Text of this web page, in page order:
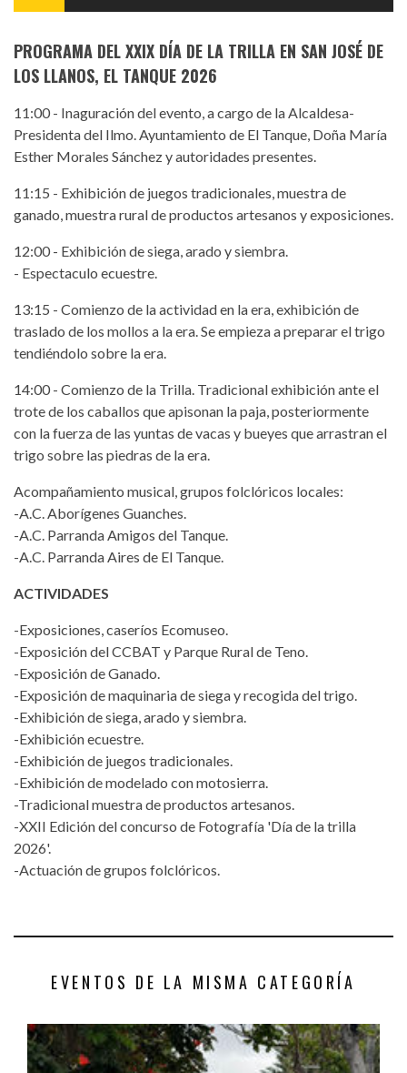
PROGRAMA DEL XXIX DÍA DE LA TRILLA EN SAN JOSÉ DE
LOS LLANOS, EL TANQUE 2026
11:00 - Inaguración del evento, a cargo de la Alcaldesa-
Presidenta del Ilmo. Ayuntamiento de El Tanque, Doña María
Esther Morales Sánchez y autoridades presentes.
11:15 - Exhibición de juegos tradicionales, muestra de
ganado, muestra rural de productos artesanos y exposiciones.
12:00 - Exhibición de siega, arado y siembra.
- Espectaculo ecuestre.
13:15 - Comienzo de la actividad en la era, exhibición de
traslado de los mollos a la era. Se empieza a preparar el trigo
tendiéndolo sobre la era.
14:00 - Comienzo de la Trilla. Tradicional exhibición ante el
trote de los caballos que apisonan la paja, posteriormente
con la fuerza de las yuntas de vacas y bueyes que arrastran el
trigo sobre las piedras de la era.
Acompañamiento musical, grupos folclóricos locales:
-A.C. Aborígenes Guanches.
-A.C. Parranda Amigos del Tanque.
-A.C. Parranda Aires de El Tanque.
ACTIVIDADES
-Exposiciones, caseríos Ecomuseo.
-Exposición del CCBAT y Parque Rural de Teno.
-Exposición de Ganado.
-Exposición de maquinaria de siega y recogida del trigo.
-Exhibición de siega, arado y siembra.
-Exhibición ecuestre.
-Exhibición de juegos tradicionales.
-Exhibición de modelado con motosierra.
-Tradicional muestra de productos artesanos.
-XXII Edición del concurso de Fotografía 'Día de la trilla
2026'.
-Actuación de grupos folclóricos.
EVENTOS DE LA MISMA CATEGORÍA